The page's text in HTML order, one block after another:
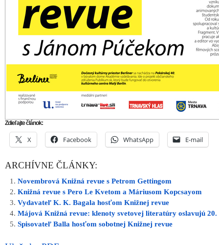
Zdieľajte článok:
X Facebook WhatsApp E-mail
ARCHÍVNE ČLÁNKY:
Novembrová Knižná revue s Petrom Gettingom
Knižná revue s Pero Le Kvetom a Máriusom Kopcsayom
Vydavateľ K. K. Bagala hosťom Knižnej revue
Májová Knižná revue: klenoty svetovej literatúry oslavujú
Spisovateľ Balla hosťom sobotnej Knižnej revue